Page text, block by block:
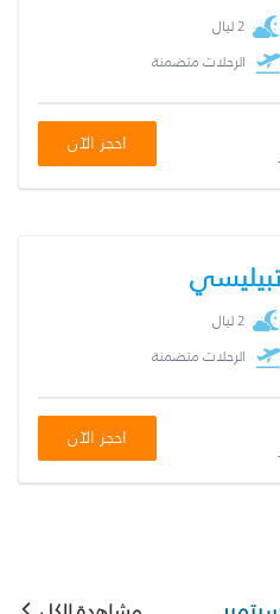
2 ليال
الرحلات متضمنة
احجز الآن
تبيليسي
2 ليال
الرحلات متضمنة
احجز الآن